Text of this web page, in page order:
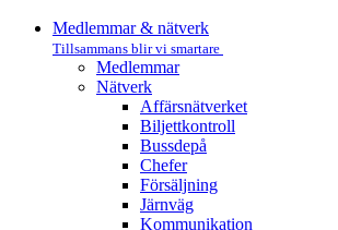
Medlemmar & nätverk
Tillsammans blir vi smartare
Medlemmar
Nätverk
Affärs­nätverket
Biljettkontroll­
Bussdepå­
Chefer
Försäljning
Järnväg
Kommunikation